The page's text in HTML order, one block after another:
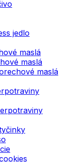
jedlo
maslá
maslá
maslá